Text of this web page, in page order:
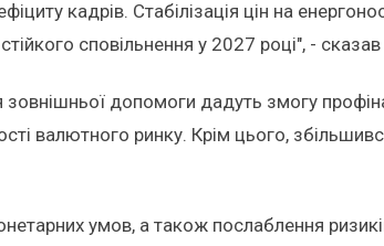
кадрів. Стабілізація цін на
сповільнення у 2027 році", -
допомоги дадуть змогу
валютного ринку. Крім цього,
умов, а також послаблення